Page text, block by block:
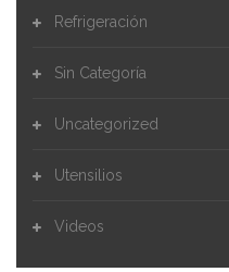
Refrigeración
Sin Categoría
Uncategorized
Utensilios
Videos